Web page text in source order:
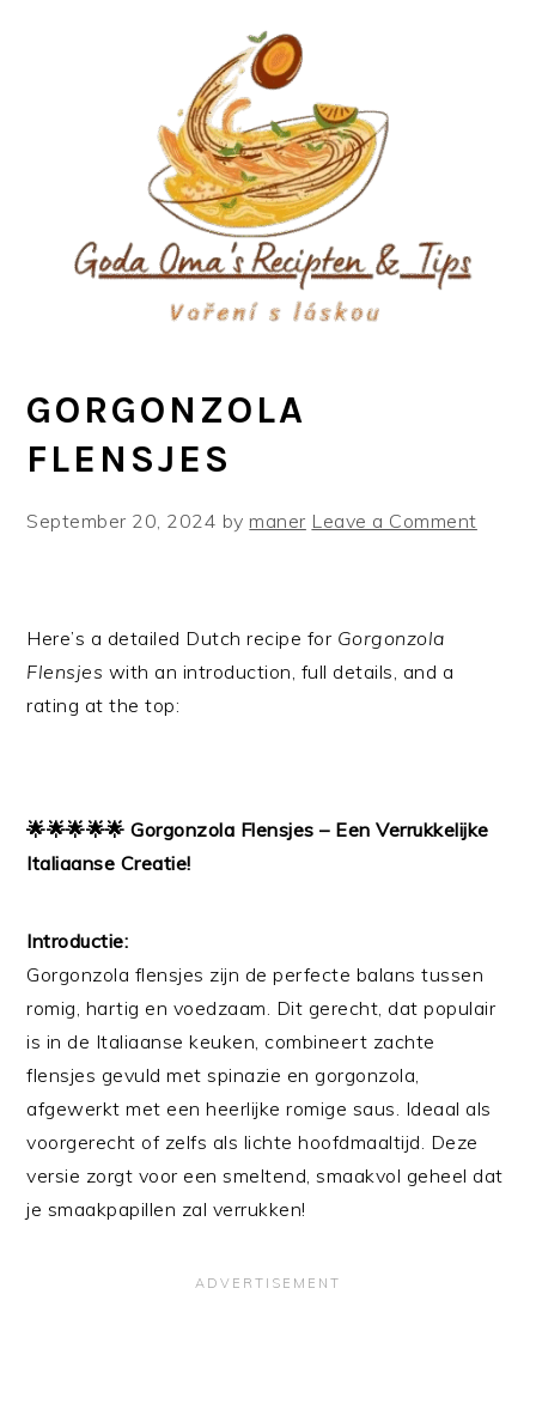
GORGONZOLA
FLENSJES
September 20, 2024 bymaner Leave a Comment
Here’s a detailed Dutch recipe for Gorgonzola
Flensjes with an introduction, full details, and a
rating at the top:
🌟🌟🌟🌟🌟 Gorgonzola Flensjes – Een Verrukkelijke
Italiaanse Creatie!
Introductie:
Gorgonzola flensjes zijn de perfecte balans tussen
romig, hartig en voedzaam. Dit gerecht, dat populair
is in de Italiaanse keuken, combineert zachte
flensjes gevuld met spinazie en gorgonzola,
afgewerkt met een heerlijke romige saus. Ideaal als
voorgerecht of zelfs als lichte hoofdmaaltijd. Deze
versie zorgt voor een smeltend, smaakvol geheel dat
je smaakpapillen zal verrukken!